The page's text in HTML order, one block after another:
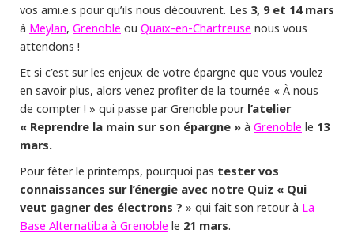
vos ami.e.s pour qu’ils nous découvrent. Les 3, 9 et 14 mars
à Meylan, Grenoble ou Quaix-en-Chartreuse nous vous
attendons !
Et si c’est sur les enjeux de votre épargne que vous voulez
en savoir plus, alors venez profiter de la tournée « À nous
de compter ! » qui passe par Grenoble pour l’atelier
« Reprendre la main sur son épargne » à Grenoble le 13
mars.
Pour fêter le printemps, pourquoi pas tester vos
connaissances sur l’énergie avec notre Quiz « Qui
veut gagner des électrons ? » qui fait son retour à La
Base Alternatiba à Grenoble le 21 mars.